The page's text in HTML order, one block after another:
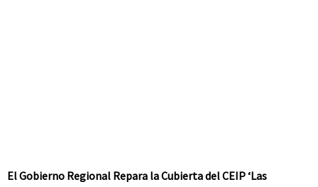
El Gobierno Regional Repara la Cubierta del CEIP ‘Las